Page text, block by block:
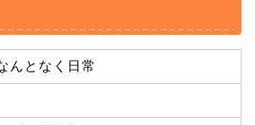
んとなく日常